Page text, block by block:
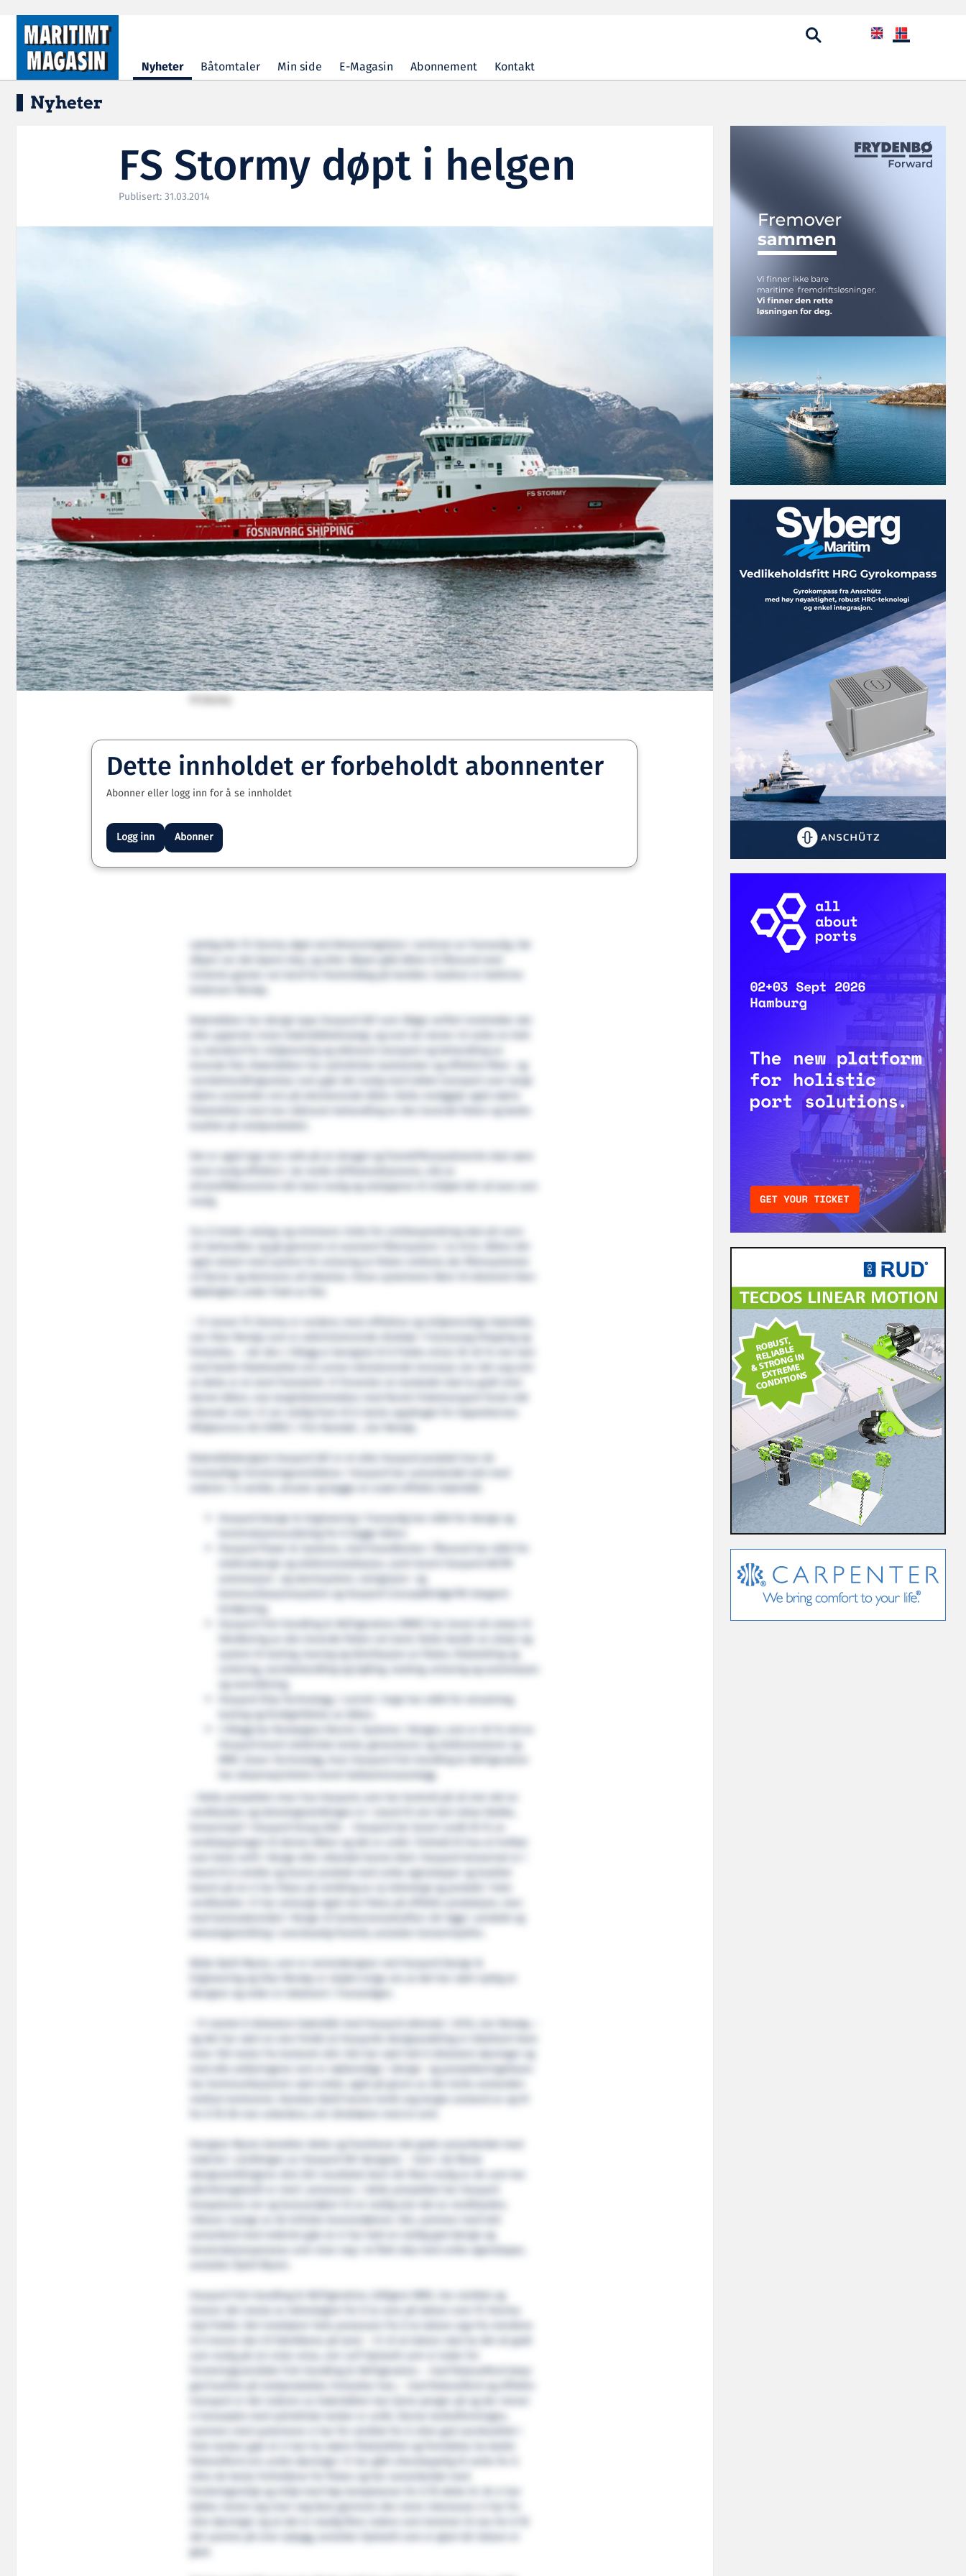
Hopp til hovedinnhold
Nyheter Båtomtaler Min side E-Magasin Abonnement Kontakt
Nyheter
FS Stormy døpt i helgen
Publisert: 31.03.2014
Dette innholdet er forbeholdt abonnenter
Abonner eller logg inn for å se innholdet
Logg inn Abonner
Lørdag ble FS Stormy døpt ved Almenningskaia i sentrum av Fosnavåg. Før
dåpen var det åpent skip, og etter dåpen gikk båten til Ålesund med
inviterte gjester om bord for festmiddag på kvelden. Gudmor er Kathrine
Andersen Remøy.
Brønnbåten har design type Havyard 587 som ifølge verftet inneholder det
aller ypperste innen brønnbåtteknologi, og som de mener vil sette en helt
ny standard for miljøvennlig og skånsom transport og behandling av
levende fisk. Brønnbåten har sylindriske lastetanker og effektivt filter- og
vannbehandlingsutstyr som gjør det mulig med lukket transport over langt
større avstander enn på eksisterende båter. Dette muliggjør også større
Det er også lagt stor vekt på at skroget og framdriftsmaskineriet skal være
drivstofføkonomien blir best mulig og utslippene til miljøet blir så lave som
For å hindre utslipp og minimere risiko for smittespredning skal alt vann
også utstyrt med system for avlusing av fisken ombord, der filtersystemet
vil fjerne og destruere all lakselus. Disse systemene fører til ekstremt liten
dødelighet under frakt av fisk.
– Vi mener FS Stormy er verdens mest effektive og miljøvennlige brønnbåt,
sier Olav Remøy som er administrerende direktør i Fosnavaag Shipping og
fortsetter, – når den i tillegg er beregnet til å frakte minst 30-40 % mer last
med bedre fiskekvalitet enn annen eksisterende tonnasje sier det seg selv
at dette er et stort framskritt. Vi forventer at markedet skal ta godt imot
denne båten, noe langtidskontrakten med Norsk Fisketransport forså vidt
allerede viser. Vi ser veldig fram til å starte oppdraget for Oppretternes
Miljøservice AS (OMS) i Ytre Namdal , sier Remøy.
Brønnbåtdesignet Havyard 587 er et ekte Havyard produkt hvor de
forskjellige forretningsområdene i Havyard har samarbeidet tett med
rederen i å utvikle, utruste og bygge en svært effektiv brønnbåt.
Havyard Design & Engineering i Fosnavåg har stått for design og
konstruksjonsunderlag for å bygge båten.
Havyard Power & Systems, med hovedkontor i Ålesund har stått for
elektrodesign og elektroinstallasjon, samt levert Havyard IASTM
automasjon- og alarmsystem, navigasjon- og
kommunikasjonssystem og Havyard ConceptBridgeTM integrert
broløsning.
Havyard Fish Handling & Refrigeration (MMC) har levert alt utstyr til
håndtering av den levende fisken om bord. Dette består av utstyr og
system til lasting, lossing og distribusjon av fisken, fisketelling og
sortering, vannbehandling og kjøling, vasking, avlusing og automasjon
Havyard Ship Technology, i Leirvik i Sogn har stått for utrustning,
testing og ferdigstillelse av båten.
I tillegg har Norwegian Electric Systems i Bergen, som er 40 % eid av
Havyard levert elektriske tavler, generatorer og elektromotorer og
MMC Green Technology, hvor Havyard Fish Handling & Refrigeration
har aksjemajoriteten levert ballastrenseanlegg.
– Dette prosjektet viser hva Havyard, som har kontroll på så stor del av
verdikjeden og teknologiutviklingen er i stand til sier Geir Johan Bakke,
konsernsjef i Havyard Group ASA. – Havyard har levert rundt 50 % av
verdiskapningen til denne båten og det er unikt i forhold til hva et hvilket
som helst verft i Norge eller utlandet kunne klart. Havyard-konsernet er i
stand til å utvikle og levere produkt med unike egenskaper og kvalitet
basert på at vi har fokus på utvikling av ny teknologi og produkt i hele
verdikjeden. Vi har selvsagt også stor fokus på effektiv produksjon, men
med kostnadsnivået i Norge vil konkurransekraften vår ligge i produkt og
teknologiutvikling i overskuelig framtid, avslutter konsernsjefen.
Både Kjetil Myren, som er seniordesigner ved Havyard Design &
Engineering og Olav Remøy er skjønt enige om at det har vært nyttig at
designer og reder er lokalisert i Fosnavågen.
– Vi startet å diskutere brønnbåt med Havyard allerede i 2010, sier Remøy, –
og det har vært en stor fordel at Havyards designavdeling er lokalisert bare
noen 100 meter fra kontoret vårt. Det har vært lett å diskutere løsninger og
med alle avklaringene som er nødvendige i design- og prosjekteringsfasen
har kommunikasjonen vært enkel, også på grunn av den korte avstanden
mellom kontorene. Kanskje Kjetil kunne tenkt seg lengre avstand av og til
Designer Myren benekter dette og framhever det gode samarbeidet med
rederiet i utviklingen av Havyard 587 designet. – Som i de fleste
designutviklingene våre blir resultatet best når flest mulig av de som har
påvirkningskraft er med i prosessen. I dette prosjektet har Havyard
kompetanse om og leverandører til en veldig stor del av verdikjeden,
inklusiv mange av de kritiske leverandørene. Det, sammen med tett
samarbeid med rederiet gjør at vi har hatt en veldig god design og
konstruksjonsprosess som viser seg i et flott skip med unike egenskaper,
Havyard Fish Handling & Refrigeration, tidligere MMC, har utviklet og
leverer det meste av teknologien for å ta vare på laksen som FS Stormy
skal frakte. Det innebærer hele prosessen fra å ta laksen opp fra merdene
til å levere den til fabrikkene på land. – Vi vil at laksen skal ha det så godt
forretningsområdet Fish Handling & Refrigeration. – God fiskevelferd betyr
god kvalitet på sluttproduktet, fortsetter han, – God fiskevelferd og effektiv
transport er det rederen av brønnbåten kan tjene penger på og der mener
vi konseptet med sylindriske tanker er unikt. Denne tankutformingen,
sammen med systemene vi har for utviklet for å sikre god vannkvalitet i
hele tanken gjør at vi kan ha større fisketetthet og fremdeles ha bedre
fiskevelferd enn andre løsninger. Vi har gått vitenskapelig til verks for å
forskningsmiljø og miljø med høy kompetanse for å få dette til. At vi har
lykkes mener jeg viser seg best gjennom den store interessen vi har for
våre løsninger og at det er stadig flere redere som kommer til oss for å få
det samme på sine nybygg, avslutter Gjelseth som er glad når laksen er